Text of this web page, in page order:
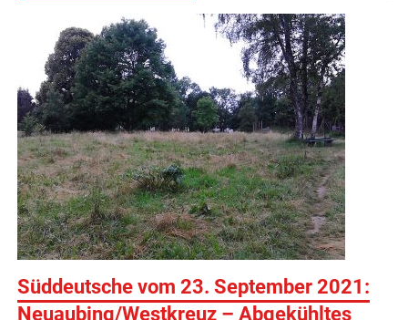
Süddeutsche vom 23. September 2021:
Neuaubing/Westkreuz – Abgekühltes